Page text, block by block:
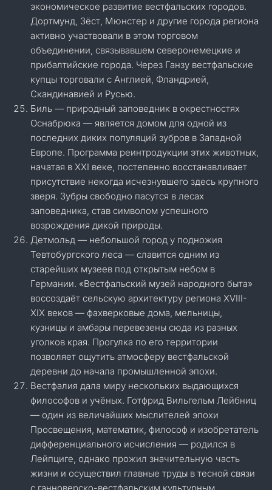
экономическое развитие вестфальских городов.
Дортмунд, Зёст, Мюнстер и другие города региона
активно участвовали в этом торговом
объединении, связывавшем северонемецкие и
прибалтийские города. Через Ганзу вестфальские
купцы торговали с Англией, Фландрией,
Скандинавией и Русью.
Биль — природный заповедник в окрестностях
Оснабрюка — является домом для одной из
последних диких популяций зубров в Западной
Европе. Программа реинтродукции этих животных,
начатая в XXI веке, постепенно восстанавливает
присутствие некогда исчезнувшего здесь крупного
зверя. Зубры свободно пасутся в лесах
заповедника, став символом успешного
возрождения дикой природы.
Детмольд — небольшой город у подножия
Тевтобургского леса — славится одним из
старейших музеев под открытым небом в
Германии. «Вестфальский музей народного быта»
воссоздаёт сельскую архитектуру региона XVIII-
XIX веков — фахверковые дома, мельницы,
кузницы и амбары перевезены сюда из разных
уголков края. Прогулка по его территории
позволяет ощутить атмосферу вестфальской
деревни до начала промышленной эпохи.
Вестфалия дала миру нескольких выдающихся
философов и учёных. Готфрид Вильгельм Лейбниц
— один из величайших мыслителей эпохи
Просвещения, математик, философ и изобретатель
дифференциального исчисления — родился в
Лейпциге, однако прожил значительную часть
жизни и осуществил главные труды в тесной связи